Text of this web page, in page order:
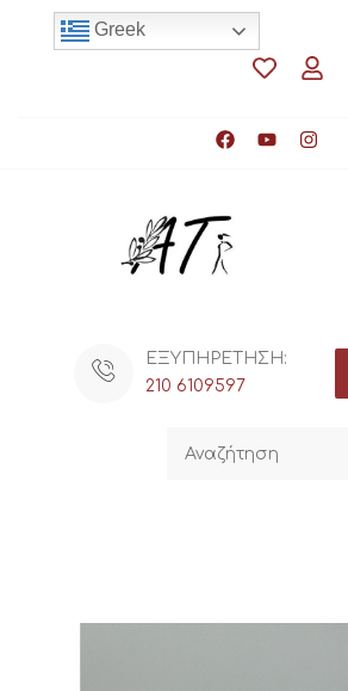
Greek
ΕΞΥΠΗΡΕΤΗΣΗ:
210 6109597